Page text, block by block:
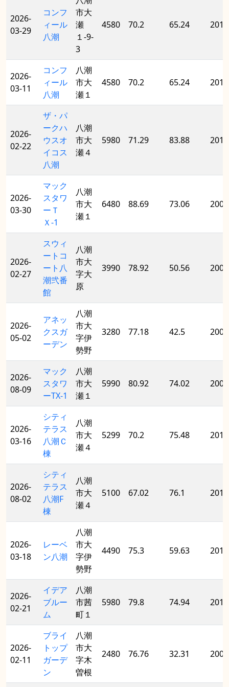
2026-
03-29
コンフ
ィール
八潮
市大
瀬
１-9-
3
4580 70.2 65.24 2012
2026-
03-11
コンフ
ィール
八潮
八潮
市大
瀬１
4580 70.2 65.24 2012
2026-
02-22
ザ・パ
ークハ
ウスオ
イコス
八潮
八潮
市大
瀬４
5980 71.29 83.88 2018
2026-
03-30
マック
スタワ
ーＴ
Ｘ-1
八潮
市大
瀬１
6480 88.69 73.06 2008
2026-
02-27
スウィ
ートコ
ート八
潮弐番
館
八潮
市大
字大
原
3990 78.92 50.56 2006
2026-
05-02
アネッ
クスガ
ーデン
八潮
市大
字伊
勢野
3280 77.18 42.5 2006
2026-
08-09
マック
スタワ
ーTX-1
八潮
市大
瀬１
5990 80.92 74.02 2008
2026-
03-16
シティ
テラス
八潮Ｃ
棟
八潮
市大
瀬４
5299 70.2 75.48 2018
2026-
08-02
シティ
テラス
八潮F
棟
八潮
市大
瀬４
5100 67.02 76.1 2018
2026-
03-18
レーベ
ン八潮
八潮
市大
字伊
勢野
4490 75.3 59.63 2013
2026-
02-21
イデア
ブルー
ム
八潮
市茜
町１
5980 79.8 74.94 2011
2026-
02-11
ブライ
トップ
ガーデ
ン
八潮
市大
字木
曽根
2480 76.76 32.31 2007